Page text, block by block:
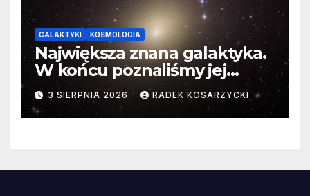
GALAKTYKI KOSMOLOGIA
Największa znana galaktyka.
W końcu poznaliśmy jej
faktyczne wymiary
3 SIERPNIA 2026 RADEK KOSARZYCKI